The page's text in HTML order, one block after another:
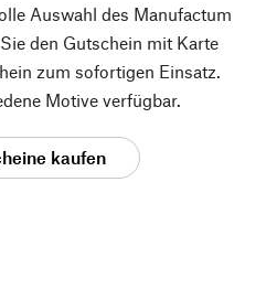
Auswahl des Manufactum
den Gutschein mit Karte
zum sofortigen Einsatz.
Motive verfügbar.
kaufen